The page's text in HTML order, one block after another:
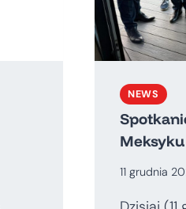
NEWS
Meksyku
11 grudnia